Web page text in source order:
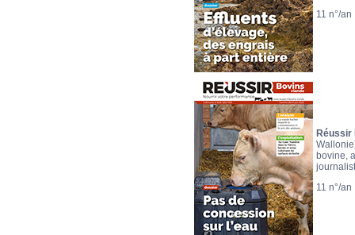
11 n°/an
Réussir
bovine,
11 n°/an